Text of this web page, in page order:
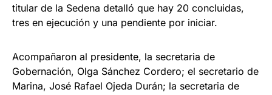
titular de la Sedena detalló que hay 20 concluidas,
tres en ejecución y una pendiente por iniciar.
Acompañaron al presidente, la secretaria de
Gobernación, Olga Sánchez Cordero; el secretario de
Marina, José Rafael Ojeda Durán; la secretaria de